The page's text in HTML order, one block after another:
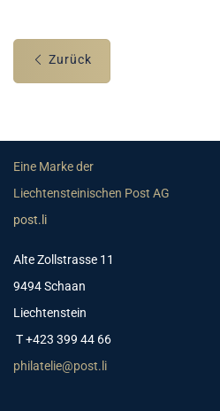
Zurück
Eine Marke der
Liechtensteinischen Post AG
post.li
Alte Zollstrasse 11
9494 Schaan
Liechtenstein
T +423 399 44 66
philatelie@post.li